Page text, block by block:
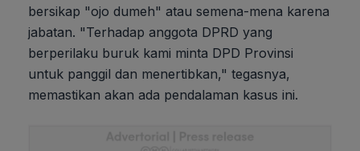
bersikap "ojo dumeh" atau semena-mena karena
jabatan. "Terhadap anggota DPRD yang
berperilaku buruk kami minta DPD Provinsi
untuk panggil dan menertibkan," tegasnya,
memastikan akan ada pendalaman kasus ini.